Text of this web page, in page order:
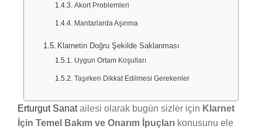
Akort Problemleri
Mantarlarda Aşınma
Klarnetin Doğru Şekilde Saklanması
Uygun Ortam Koşulları
Taşırken Dikkat Edilmesi Gerekenler
Erturgut Sanatailesi olarak bugün sizler için Klarnet
İçin Temel Bakım ve Onarım İpuçlarıkonusunu ele